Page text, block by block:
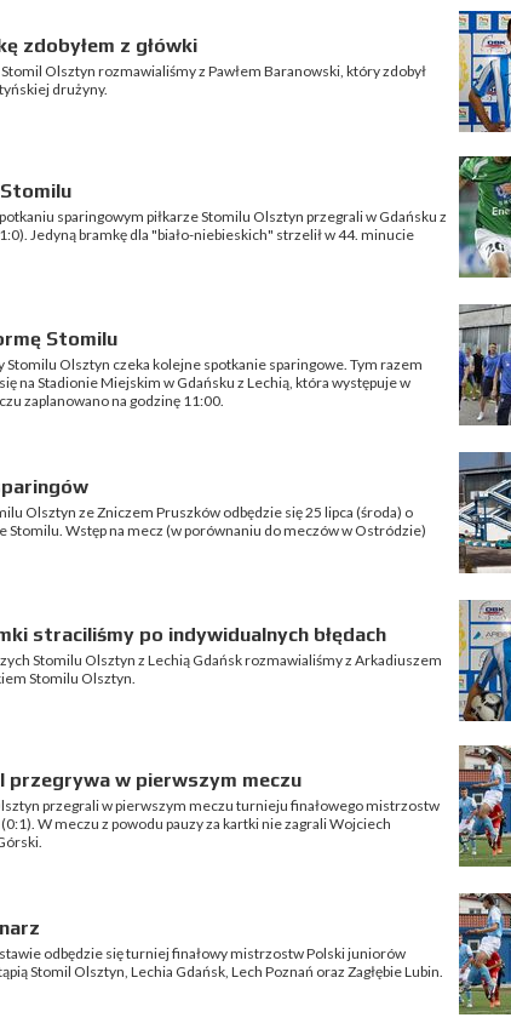
zdobyłem z główki
Olsztyn rozmawialiśmy z Pawłem Baranowski, który zdobył
drużyny.
sparingowym piłkarze Stomilu Olsztyn przegrali w Gdańsku z
Jedyną bramkę dla "biało-niebieskich" strzelił w 44. minucie
Stomilu
Stomilu Olsztyn czeka kolejne spotkanie sparingowe. Tym razem
na Stadionie Miejskim w Gdańsku z Lechią, która występuje w
zaplanowano na godzinę 11:00.
Olsztyn ze Zniczem Pruszków odbędzie się 25 lipca (środa) o
Stomilu. Wstęp na mecz (w porównaniu do meczów w Ostródzie)
straciliśmy po indywidualnych błędach
Stomilu Olsztyn z Lechią Gdańsk rozmawialiśmy z Arkadiuszem
Stomilu Olsztyn.
przegrywa w pierwszym meczu
przegrali w pierwszym meczu turnieju finałowego mistrzostw
W meczu z powodu pauzy za kartki nie zagrali Wojciech
odbędzie się turniej finałowy mistrzostw Polski juniorów
Stomil Olsztyn, Lechia Gdańsk, Lech Poznań oraz Zagłębie Lubin.